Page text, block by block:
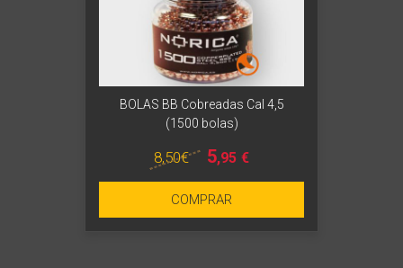
BOLAS BB Cobreadas Cal 4,5
(1500 bolas)
8,50€ 5,95 €
COMPRAR